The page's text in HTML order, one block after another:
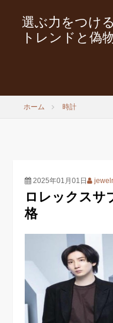
選ぶ力をつけ
トレンドと偽
ホーム 時計
2025年01月01日
ロレックスサ
格